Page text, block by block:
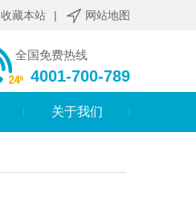
收藏本站 | 网站地图
全国免费热线
4001-700-789
关于我们